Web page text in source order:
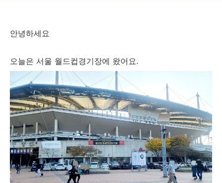
안녕하세요
오늘은 서울 월드컵경기장에 왔어요.